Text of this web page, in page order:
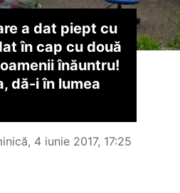
a dat piept cu
în cap cu două
înăuntru!
dă-i în lumea
4 iunie 2017, 17:25